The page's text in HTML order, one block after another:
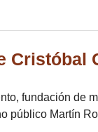
Cristóbal
fundación de
público Martín